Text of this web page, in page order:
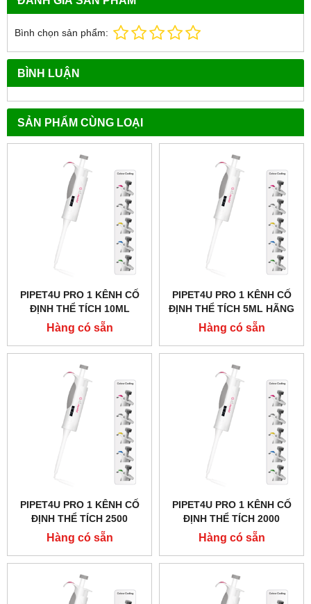
Bình chọn sản phẩm:
BÌNH LUẬN
SẢN PHẨM CÙNG LOẠI
PIPET4U PRO 1 KÊNH CỐ
ĐỊNH THỂ TÍCH 10ML
HÃNG AHN - ĐỨC
Hàng có sẵn
PIPET4U PRO 1 KÊNH CỐ
ĐỊNH THỂ TÍCH 5ML HÃNG
AHN - ĐỨC
Hàng có sẵn
PIPET4U PRO 1 KÊNH CỐ
ĐỊNH THỂ TÍCH 2500
MICROLIT (2.5ML) HÃNG
AHN - ĐỨC
Hàng có sẵn
PIPET4U PRO 1 KÊNH CỐ
ĐỊNH THỂ TÍCH 2000
MICROLIT (2ML) HÃNG
AHN - ĐỨC
Hàng có sẵn